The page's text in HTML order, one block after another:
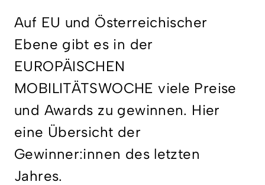
Auf EU und Österreichischer
Ebene gibt es in der
EUROPÄISCHEN
MOBILITÄTSWOCHE viele Preise
und Awards zu gewinnen. Hier
eine Übersicht der
Gewinner:innen des letzten
Jahres.